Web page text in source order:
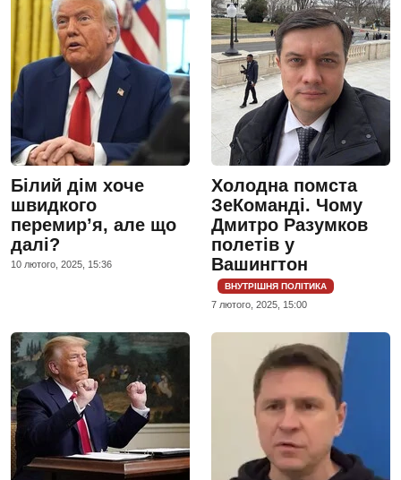
Білий дім хоче
швидкого
перемирʼя, але що
далі?
10 лютого, 2025, 15:36
Холодна помста
ЗеКоманді. Чому
Дмитро Разумков
полетів у
Вашингтон
ВНУТРІШНЯ ПОЛІТИКА
7 лютого, 2025, 15:00